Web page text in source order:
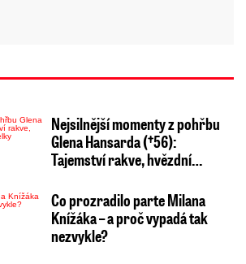
Nejsilnější momenty z pohřbu
Glena Hansarda (†56):
Tajemství rakve, hvězdní…
Co prozradilo parte Milana
Knížáka – a proč vypadá tak
nezvykle?